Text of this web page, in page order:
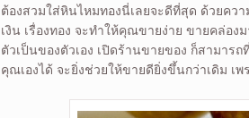
ต้องสวมใส่หินไหมทองนี่เลยจะดีที่สุด ด้วยคว
เงิน เรื่องทอง จะทำให้คุณขายง่าย ขายคล่อ
ตัวเป็นของตัวเอง เปิดร้านขายของ ก็สามาร
คุณเองได้ จะยิ่งช่วยให้ขายดียิ่งขึ้นกว่าเดิม เ